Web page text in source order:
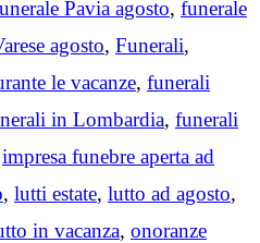
Pavia agosto, funerale
agosto, Funerali,
le vacanze, funerali
in Lombardia, funerali
impresa funebre aperta ad
, lutti estate, lutto ad agosto,
in vacanza, onoranze